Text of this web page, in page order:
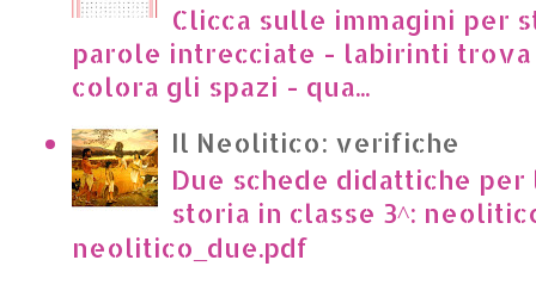
Clicca sulle immagini per
parole intrecciate - labirinti
colora gli spazi - qua...
Il Neolitico: verifiche
Due schede didattiche
storia in classe 3^:
neolitico_due.pdf